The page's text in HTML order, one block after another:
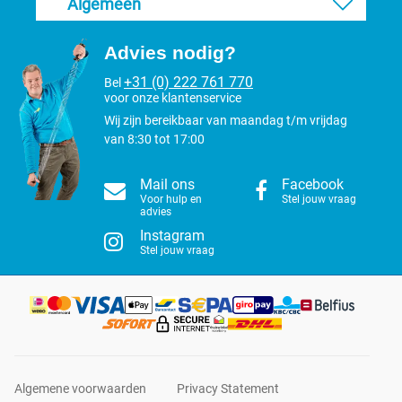
Algemeen
Advies nodig?
Bel +31 (0) 222 761 770
voor onze klantenservice
Wij zijn bereikbaar van maandag t/m vrijdag
van 8:30 tot 17:00
Mail ons
Voor hulp en
advies
Facebook
Stel jouw vraag
Instagram
Stel jouw vraag
Algemene voorwaarden Privacy Statement